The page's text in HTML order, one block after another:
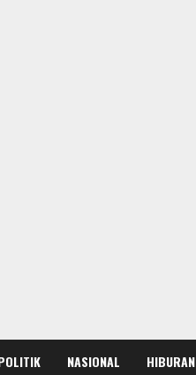
NASIONAL HIBURAN